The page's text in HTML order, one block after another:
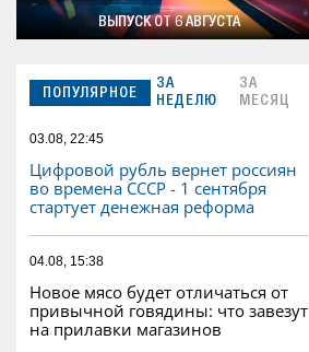
ВЫПУСК ОТ 6 АВГУСТА
ПОПУЛЯРНОЕ
ЗА
НЕДЕЛЮ
ЗА
МЕСЯЦ
03.08, 22:45
Цифровой рубль вернет россиян
во времена СССР - 1 сентября
стартует денежная реформа
04.08, 15:38
Новое мясо будет отличаться от
привычной говядины: что завезут
на прилавки магазинов